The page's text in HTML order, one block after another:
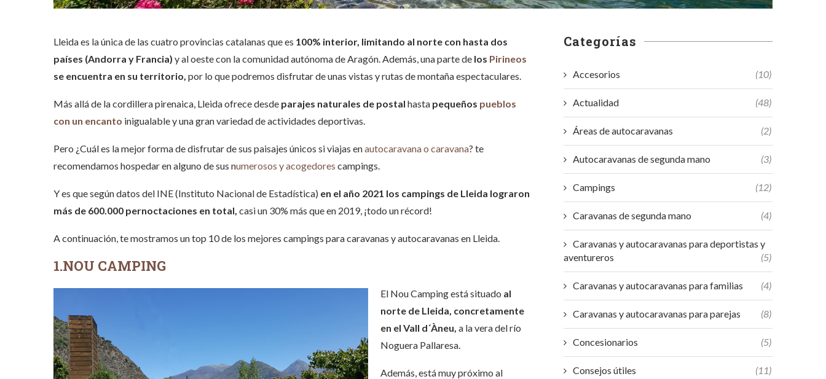
Lleidaes la única de las cuatro provincias catalanas que es 100% interior, limitando al norte con hasta dos
países (Andorra y Francia) y al oeste con la comunidad autónoma de Aragón. Además, una parte de los Pirineos
se encuentra en su territorio, por lo que podremos disfrutar de unas vistas y rutas de montaña espectaculares.
Más allá de la cordillera pirenaica, Lleida ofrece desde parajes naturales de postal hasta pequeños pueblos
con un encanto inigualable y una gran variedad de actividades deportivas.
Pero ¿Cuál es la mejor forma de disfrutar de sus paisajes únicos si viajas enautocaravana o caravana? te
recomendamos hospedar en alguno de sus numerosos y acogedores campings.
Y es que según datos del INE(Instituto Nacional de Estadística) en el año 2021 los campings de Lleida lograron
más de 600.000 pernoctaciones en total, casi un 30% más que en 2019, ¡todo un récord!
A continuación, te mostramos un top 10 de los mejores campings para caravanas y autocaravanas en Lleida.
1.NOU CAMPING
El Nou Camping está situado al
norte de Lleida, concretamente
en el Vall d´Àneu, a la vera del río
Noguera Pallaresa.
Además, está muy próximo al
Categorías
Accesorios (10)
Actualidad (48)
Áreas de autocaravanas (2)
Autocaravanas de segunda mano (3)
Campings (12)
Caravanas de segunda mano (4)
Caravanas y autocaravanas para deportistas y
aventureros
(5)
Caravanas y autocaravanas para familias (4)
Caravanas y autocaravanas para parejas (8)
Concesionarios (5)
Consejos útiles (11)